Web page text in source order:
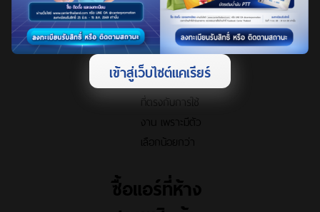
โปรโมชั่นล้างแอร์
ฟรี
ได้รับคำแนะนำ
เรื่องขนาด BTU
ที่ตรงกับการใช้
งาน เพราะมีตัว
เลือกน้อยกว่า
ซื้อแอร์ที่ห้าง
เข้าสู่เว็บไซต์แคเรียร์